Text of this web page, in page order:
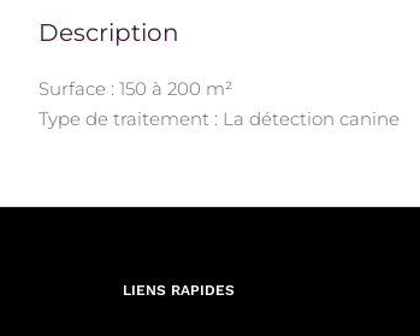
Description
Surface : 150 à 200 m²
Type de traitement : La détection canine
LIENS RAPIDES